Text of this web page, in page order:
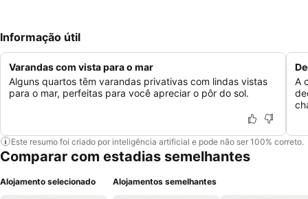
Informação útil
Varandas com vista para o mar
Alguns quartos têm varandas privativas com lindas vistas
para o mar, perfeitas para você apreciar o pôr do sol.
A
Este resumo foi criado por inteligência artificial e pode não ser 100% correto.
Comparar com estadias semelhantes
Alojamento selecionado Alojamentos semelhantes